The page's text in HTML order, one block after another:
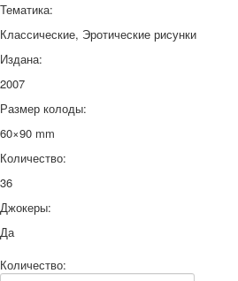
Тематика:
Классические, Эротические рисунки
Издана:
2007
Размер колоды:
60×90 mm
Количество:
36
Джокеры:
Да
Количество: